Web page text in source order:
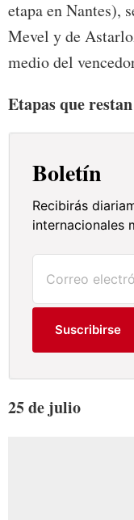
etapa en Nantes),
Mevel y de
medio del
Etapas que restan
Boletín
Recibirás
internacionales
Suscribirse
25 de julio